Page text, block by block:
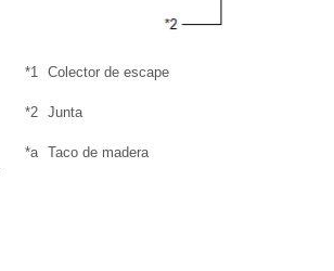
*1 Colector de escape
*2 Junta
*a Taco de madera